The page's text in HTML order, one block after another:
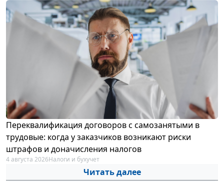
Переквалификация договоров с самозанятыми в
трудовые: когда у заказчиков возникают риски
штрафов и доначисления налогов
4 августа 2026Налоги и бухучет
Читать далее